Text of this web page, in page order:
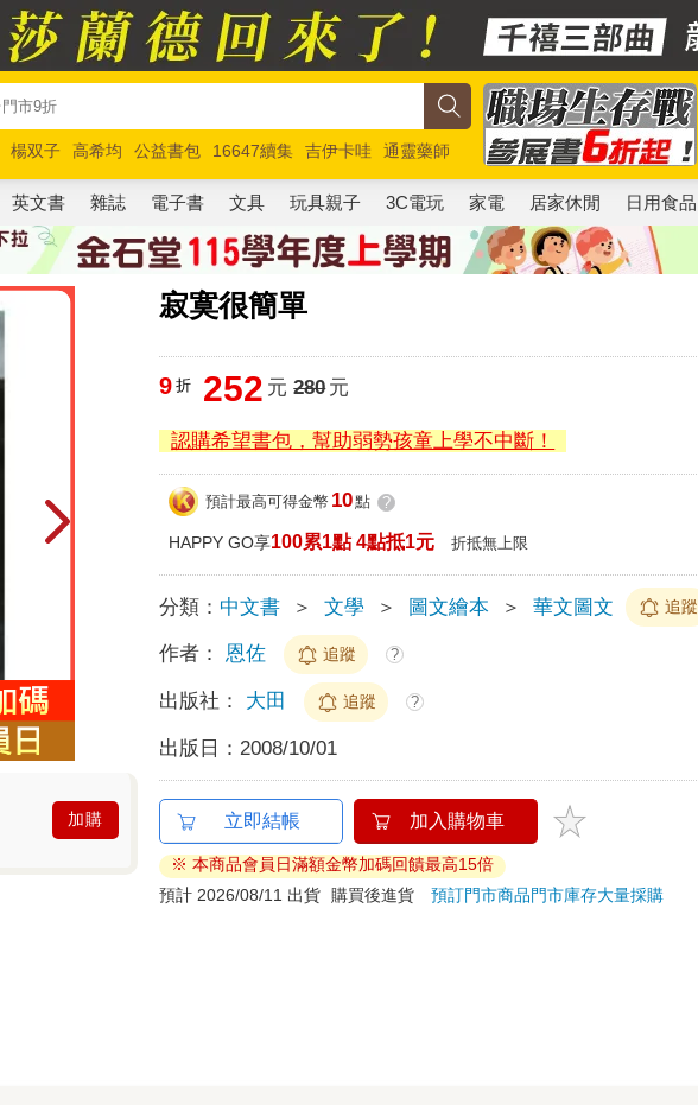
楊双子 高希均 公益書包 16647續集 吉伊卡哇
通靈藥師
攤新作 馬斯克 玩具總動員5 超慢跑
英文書 雜誌 電子書 文具 玩具親子 3C電玩 家電 居家休閒 日用食品
寂寞很簡單
加購
9 折 252 元 280元
認購希望書包，幫助弱勢孩童上學不中斷！
預計最高可得金幣 10點 ?
HAPPY GO享100累1點 4點抵1元 折抵無上限
分類： 中文書 ＞ 文學 ＞ 圖文繪本 ＞ 華文圖文 追蹤
作者： 恩佐 追蹤 ?
出版社： 大田 追蹤 ?
出版日： 2008/10/01
立即結帳 加入購物車
※ 本商品會員日滿額金幣加碼回饋最高15倍
預計 2026/08/11 出貨
購買後進貨預訂門市商品門市庫存大量採購